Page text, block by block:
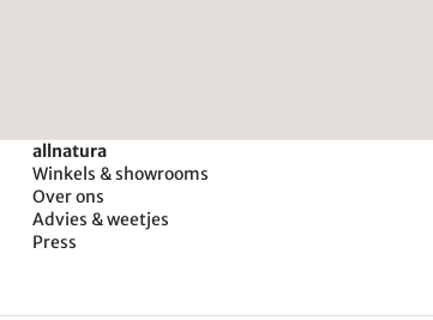
allnatura
Winkels & showrooms
Over ons
Advies & weetjes
Press